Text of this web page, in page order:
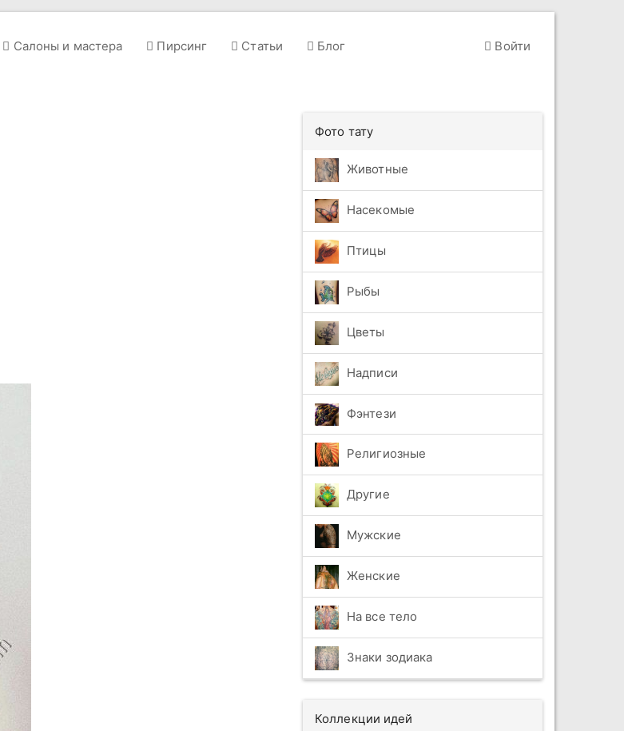
Салоны и мастера Пирсинг Статьи Блог Войти
Фото тату
Животные
Насекомые
Птицы
Рыбы
Цветы
Надписи
Фэнтези
Религиозные
Другие
Мужские
Женские
На все тело
Знаки зодиака
Коллекции идей